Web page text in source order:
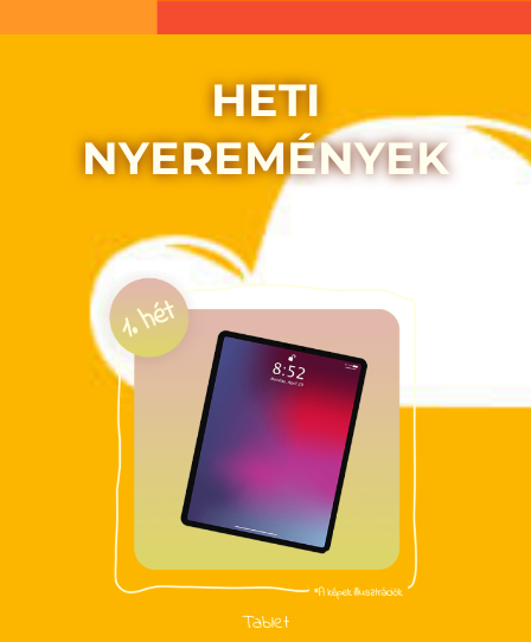
HETI
NYEREMÉNYEK
Tablet